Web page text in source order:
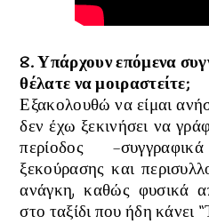
8. Υπάρχουν επόμενα
θέλατε να μοιραστείτε;
Εξακολουθώ να είμαι
δεν έχω ξεκινήσει να
περίοδος -
ξεκούρασης και
ανάγκη, καθώς φυσικά
στο ταξίδι που ήδη κάνει